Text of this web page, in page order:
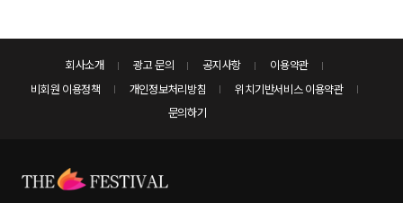
회사소개 광고 문의 공지사항
이용약관
비회원 이용정책
개인정보처리방침
위치기반서비스 이용약관
문의하기